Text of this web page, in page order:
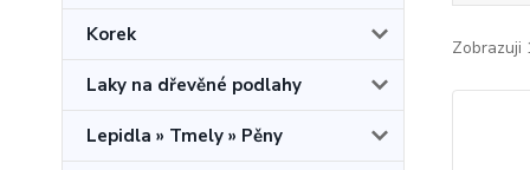
Korek
Laky na dřevěné podlahy
Lepidla » Tmely » Pěny
Zobrazuji